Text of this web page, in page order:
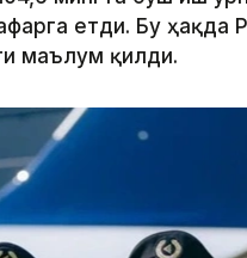
етди. Бу ҳақда
маълум қилди.